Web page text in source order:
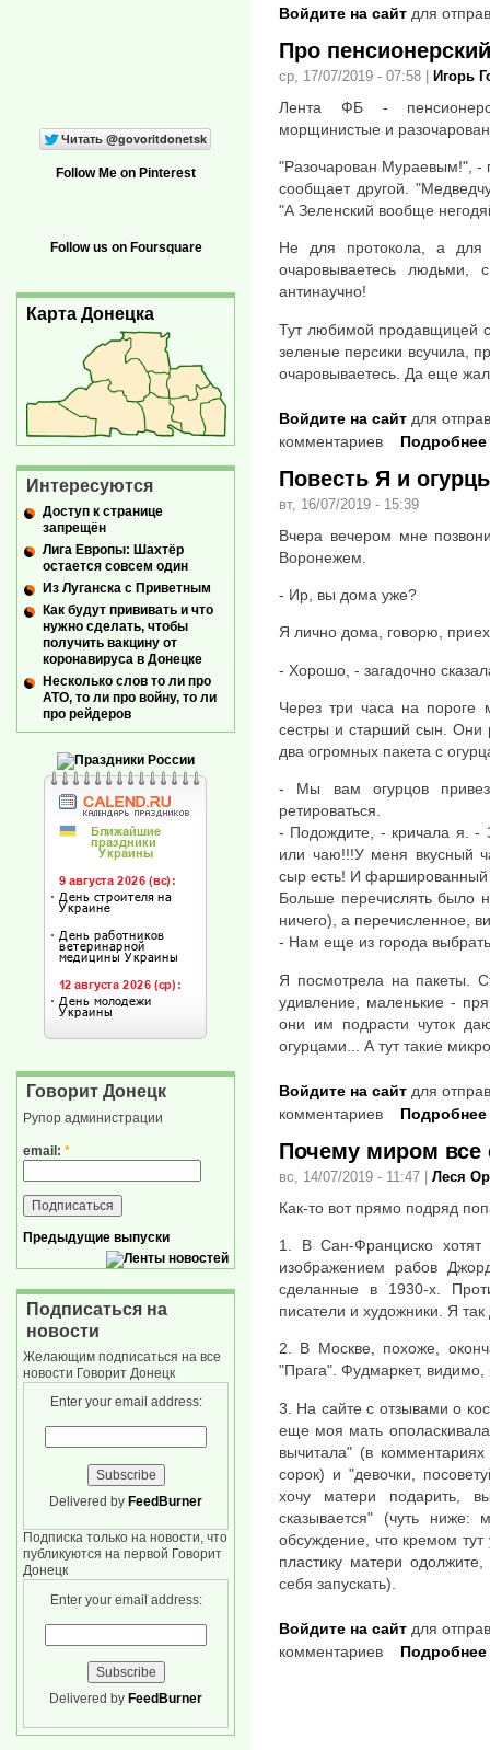
Войдите на сайт для
Про
ср, 17/07/2019 - 07:58 Игорь
Лента ФБ -
морщинистые и
"Разочарован Мураевым!",
сообщает другой.
"А Зеленский вообще
Не для протокола, а
очаровываетесь
антинаучно!
Тут любимой продавщицей
зеленые персики всучила,
очаровываетесь. Да еще
Войдите на сайт для
комментариев
Подробнее
Повесть Я и
вт, 16/07/2019 - 15:39
Вчера вечером мне
Воронежем.
- Ир, вы дома уже?
Я лично дома, говорю,
- Хорошо, - загадочно
Через три часа на пороге
сестры и старший сын. Они
два огромных пакета с
- Мы вам огурцов
ретироваться.
- Подождите, - кричала я. -
или чаю!!!У меня вкусный
сыр есть! И
Больше перечислять было
ничего), а перечисленное,
- Нам еще из города
Я посмотрела на пакеты.
удивление, маленькие -
они им подрасти чуток
огурцами... А тут такие
Войдите на сайт для
комментариев
Подробнее
Почему миром все
вс, 14/07/2019 - 11:47 Леся
Как-то вот прямо подряд
1. В Сан-Франциско хотят
изображением рабов
сделанные в 1930-х.
писатели и художники. Я
2. В Москве, похоже,
"Прага". Фудмаркет, видимо,
3. На сайте с отзывами о
еще моя мать ополаскивала
вычитала" (в
сорок) и "девочки,
хочу матери подарить,
сказывается" (чуть
обсуждение, что кремом
пластику матери
себя запускать).
Войдите на сайт для
комментариев
Подробнее
Follow Me on Pinterest
Follow us on Foursquare
Карта Донецка
Интересуются
Доступ к странице
запрещён
Лига Европы: Шахтёр
остается совсем один
Из Луганска с Приветным
Как будут прививать и что
нужно сделать, чтобы
получить вакцину от
коронавируса в Донецке
Несколько слов то ли про
АТО, то ли про войну, то ли
про рейдеров
Говорит Донецк
Рупор администрации
email: *
Предыдущие выпуски
Подписаться на
новости
Желающим подписаться на все
новости Говорит Донецк
Enter your email address:
Delivered by FeedBurner
Подписка только на новости, что
публикуются на первой Говорит
Донецк
Enter your email address:
Delivered by FeedBurner